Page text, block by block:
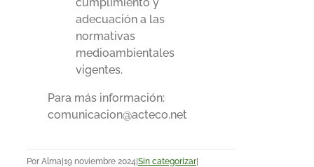
adecuación a las
normativas
medioambientales
vigentes.
Para más información:
comunicacion@acteco.net
Por Alma|19 noviembre 2024|Sin categorizar|